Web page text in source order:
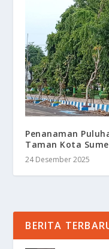
Penanaman
Taman Kota
24 Desember 2025
BERITA